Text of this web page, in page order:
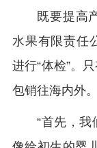
既要提高
水果有限责任
进行“体检”。
包销往海内外。
“首先，